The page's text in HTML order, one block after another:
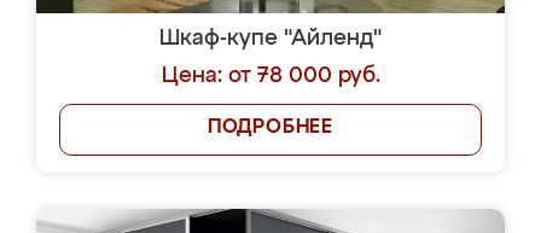
Шкаф-купе "Айленд"
Цена: от 78 000 руб.
ПОДРОБНЕЕ